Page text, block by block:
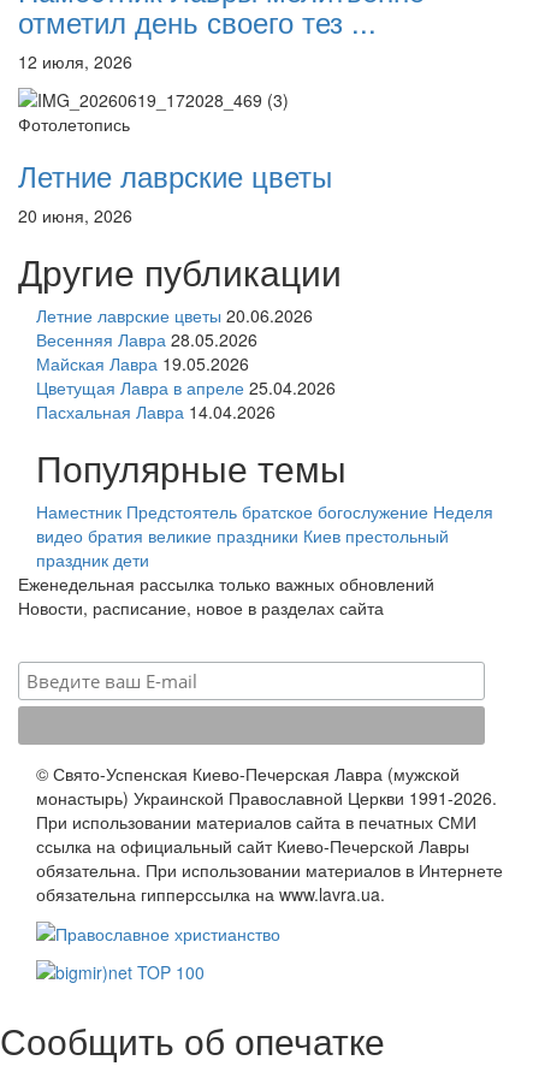
отметил день своего тез ...
12 июля, 2026
Фотолетопись
Летние лаврские цветы
20 июня, 2026
Другие публикации
Летние лаврские цветы 20.06.2026
Весенняя Лавра 28.05.2026
Майская Лавра 19.05.2026
Цветущая Лавра в апреле 25.04.2026
Пасхальная Лавра 14.04.2026
Популярные темы
Наместник Предстоятель братское богослужение Неделя
видео братия великие праздники Киев престольный
праздник дети
Еженедельная рассылка только важных обновлений
Новости, расписание, новое в разделах сайта
© Свято-Успенская Киево-Печерская Лавра (мужской
монастырь) Украинской Православной Церкви 1991-2026.
При использовании материалов сайта в печатных СМИ
ссылка на официальный сайт Киево-Печерской Лавры
обязательна. При использовании материалов в Интернете
обязательна гипперссылка на www.lavra.ua.
Сообщить об опечатке